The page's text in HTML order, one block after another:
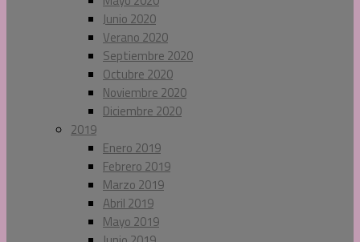
Junio 2020
Verano 2020
Septiembre 2020
Octubre 2020
Noviembre 2020
Diciembre 2020
2019
Enero 2019
Febrero 2019
Marzo 2019
Abril 2019
Mayo 2019